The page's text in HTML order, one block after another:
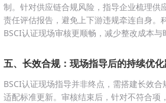
制。针对供应链合规风险，指导企业梳理供
责任评估报告，避免上下游违规牵连自身。
BSCI认证现场审核更顺畅，减少整改成本与
五、长效合规：现场指导后的持续优
BSCI认证现场指导并非终点，需搭建长效
适配标准更新。审核结束后，针对不符合项